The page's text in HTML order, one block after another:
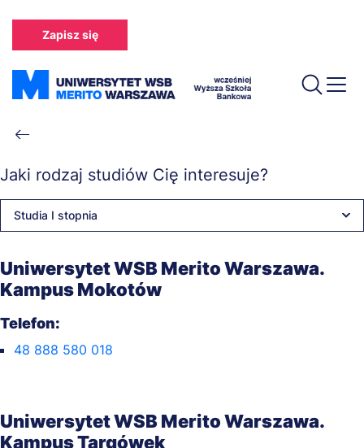
treści
Zapisz się
Ścieżka
nawigacyjna
Jaki rodzaj studiów Cię interesuje?
Studia I stopnia
Uniwersytet WSB Merito Warszawa.
Kampus Mokotów
Telefon:
48 888 580 018
Uniwersytet WSB Merito Warszawa.
Kampus Targówek